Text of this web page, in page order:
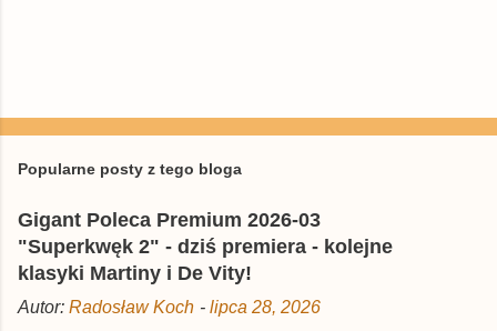
Popularne posty z tego bloga
Gigant Poleca Premium 2026-03
"Superkwęk 2" - dziś premiera - kolejne
klasyki Martiny i De Vity!
Autor: Radosław Koch - lipca 28, 2026